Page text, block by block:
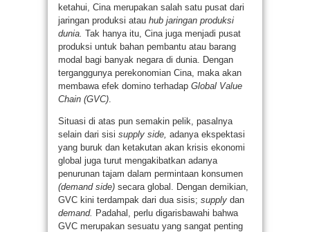
ketahui, Cina merupakan salah satu pusat dari
jaringan produksi atau hub jaringan produksi
dunia. Tak hanya itu, Cina juga menjadi pusat
produksi untuk bahan pembantu atau barang
modal bagi banyak negara di dunia. Dengan
terganggunya perekonomian Cina, maka akan
membawa efek domino terhadap Global Value
Chain (GVC).
Situasi di atas pun semakin pelik, pasalnya
selain dari sisi supply side, adanya ekspektasi
yang buruk dan ketakutan akan krisis ekonomi
global juga turut mengakibatkan adanya
penurunan tajam dalam permintaan konsumen
(demand side) secara global. Dengan demikian,
GVC kini terdampak dari dua sisis; supply dan
demand. Padahal, perlu digarisbawahi bahwa
GVC merupakan sesuatu yang sangat penting